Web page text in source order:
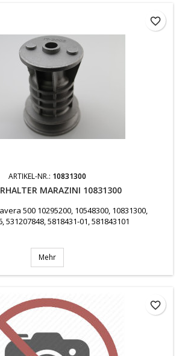
ARTIKEL-NR.: 10831300
MARAZINI 10831300
500 10295200, 10548300, 10831300,
531207848, 5818431-01, 581843101
Mehr
favorite_border
favorite_border